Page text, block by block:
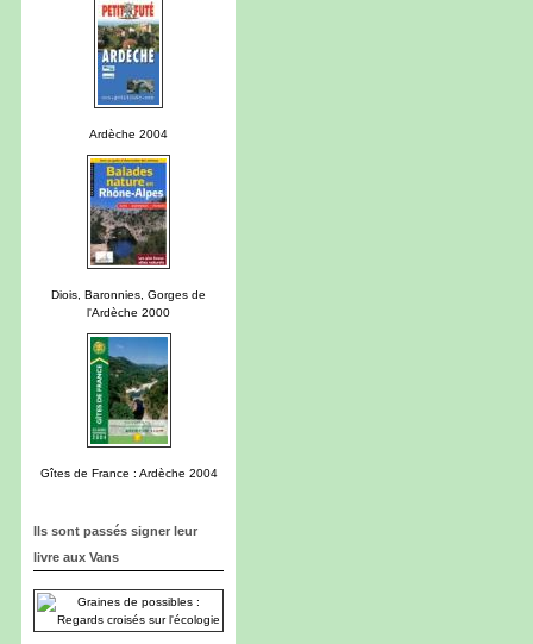
Ardèche 2004
Diois, Baronnies, Gorges de
l'Ardèche 2000
Gîtes de France : Ardèche 2004
Ils sont passés signer leur
livre aux Vans